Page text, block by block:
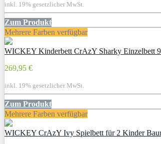
inkl. 19% gesetzlicher MwSt.
Zum Produkt
Mehrere Farben verfügbar
WICKEY Kinderbett CrAzY Sharky Einzelbett
269,95 €
inkl. 19% gesetzlicher MwSt.
Zum Produkt
Mehrere Farben verfügbar
WICKEY CrAzY Ivy Spielbett für 2 Kinder